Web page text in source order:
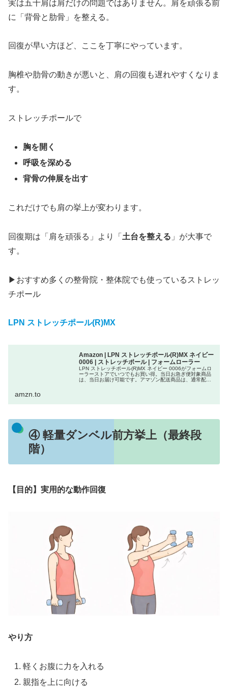
実は五十肩は肩だけの問題ではありません。肩を頑張る前
に「背骨と肋骨」を整える。
回復が早い方ほど、ここを丁寧にやっています。
胸椎や肋骨の動きが悪いと、肩の回復も遅れやすくなりま
す。
ストレッチポールで
胸を開く
呼吸を深める
背骨の伸展を出す
これだけでも肩の挙上が変わります。
回復期は「肩を頑張る」より「 土台を整える 」が大事で
す。
▶︎おすすめ多くの整骨院・整体院でも使っているストレッ
チポール
LPN ストレッチポール(R)MX
Amazon | LPN ストレッチポール(R)MX ネイビー
0006 | ストレッチポール | フォームローラー
LPN ストレッチポール(R)MX ネイビー 0006がフォームロ
ーラーストアでいつでもお買い得。当日お急ぎ便対象商品
は、当日お届け可能です。アマゾン配送商品は、通常配送
amzn.to
④ 軽量ダンベル前方挙上（最終段
階）
【目的】実用的な動作回復
やり方
軽くお腹に力を入れる
親指を上に向ける